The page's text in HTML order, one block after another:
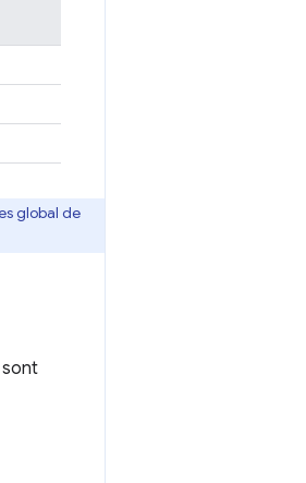
global de
sont